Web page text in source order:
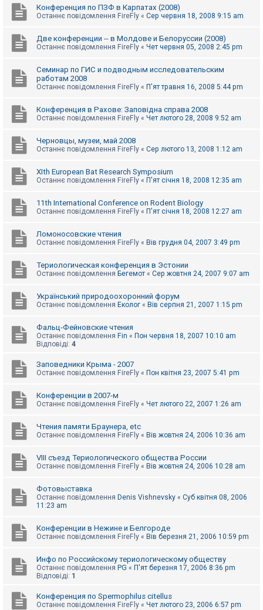
Конференция по ПЗФ в Карпатах (2008)
Останнє повідомлення FireFly « Сер червня 18, 2008 9:15 am
Две конференции -- в Молдове и Белоруссии (2008)
Останнє повідомлення FireFly « Чет червня 05, 2008 2:45 pm
Семинар по ГИС и подводным исследовательским
работам 2008
Останнє повідомлення FireFly « П'ят травня 16, 2008 5:44 pm
Конференция в Рахове: Заповідна справа 2008
Останнє повідомлення FireFly « Чет лютого 28, 2008 9:52 am
Черновцы, музеи, май 2008
Останнє повідомлення FireFly « Сер лютого 13, 2008 1:12 am
XIth European Bat Research Symposium
Останнє повідомлення FireFly « П'ят січня 18, 2008 12:35 am
11th International Conference on Rodent Biology
Останнє повідомлення FireFly « П'ят січня 18, 2008 12:27 am
Ломоносовские чтения
Останнє повідомлення FireFly « Вів грудня 04, 2007 3:49 pm
Териологическая конференция в Эстонии
Останнє повідомлення Бегемот « Сер жовтня 24, 2007 9:07 am
Український природоохоронний форум
Останнє повідомлення Еколог « Вів серпня 21, 2007 1:15 pm
Фальц-Фейновские чтения
Останнє повідомлення Fin « Пон червня 18, 2007 10:10 am
Відповіді: 4
Заповедники Крыма - 2007
Останнє повідомлення FireFly « Пон квітня 23, 2007 5:41 pm
Конференции в 2007-м
Останнє повідомлення FireFly « Чет лютого 22, 2007 1:26 am
Чтения памяти Браунера, etc
Останнє повідомлення FireFly « Вів жовтня 24, 2006 10:36 am
VIII съезд Териологического общества России
Останнє повідомлення FireFly « Вів жовтня 24, 2006 10:28 am
Фотовыставка
Останнє повідомлення Denis Vishnevsky « Суб квітня 08, 2006
11:23 am
Конференции в Нежине и Белгороде
Останнє повідомлення FireFly « Вів березня 21, 2006 10:59 pm
Инфо по Российскому териологическому обществу
Останнє повідомлення PG « П'ят березня 17, 2006 8:36 pm
Відповіді: 1
Конференция по Spermophilus citellus
Останнє повідомлення FireFly « Чет лютого 23, 2006 6:57 pm